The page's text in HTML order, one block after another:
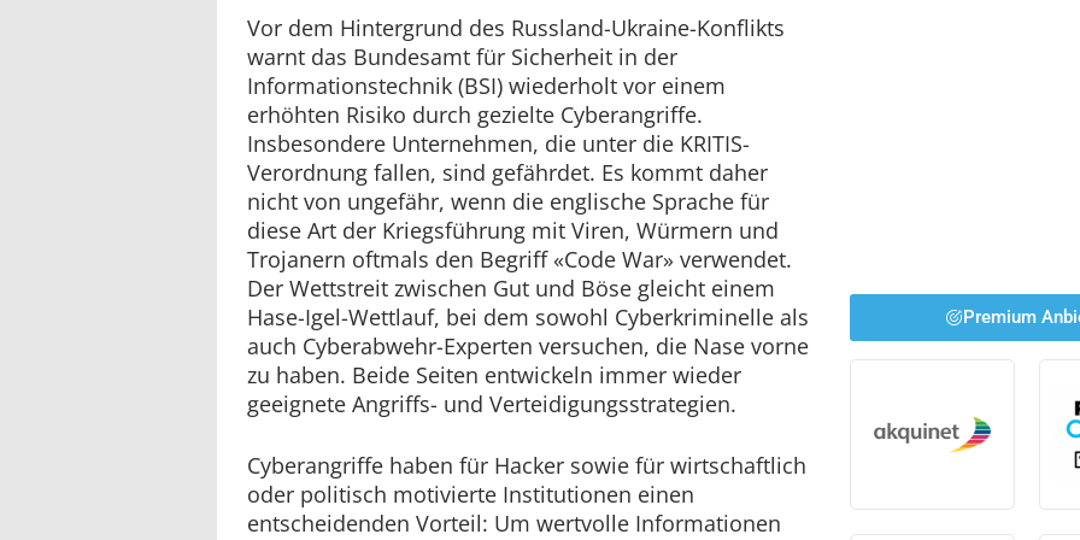
Vor dem Hintergrund des Russland-Ukraine-Konflikts
warnt das Bundesamt für Sicherheit in der
Informationstechnik (BSI) wiederholt vor einem
erhöhten Risiko durch gezielte Cyberangriffe.
Insbesondere Unternehmen, die unter die KRITIS-
Verordnung fallen, sind gefährdet. Es kommt daher
nicht von ungefähr, wenn die englische Sprache für
diese Art der Kriegsführung mit Viren, Würmern und
Trojanern oftmals den Begriff «Code War» verwendet.
Der Wettstreit zwischen Gut und Böse gleicht einem
Hase-Igel-Wettlauf, bei dem sowohl Cyberkriminelle als
auch Cyberabwehr-Experten versuchen, die Nase vorne
zu haben. Beide Seiten entwickeln immer wieder
geeignete Angriffs- und Verteidigungsstrategien.
Cyberangriffe haben für Hacker sowie für wirtschaftlich
oder politisch motivierte Institutionen einen
entscheidenden Vorteil: Um wertvolle Informationen
Premium